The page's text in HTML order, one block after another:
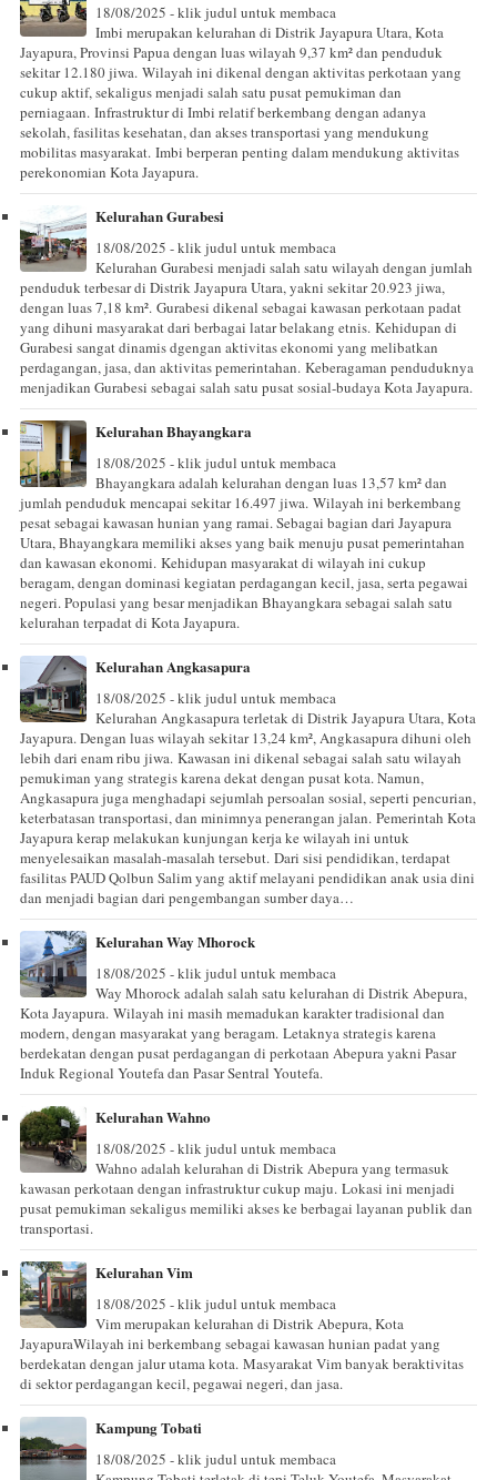
18/08/2025 - klik judul untuk membaca
Imbi merupakan kelurahan di Distrik Jayapura Utara, Kota
Jayapura, Provinsi Papua dengan luas wilayah 9,37 km² dan penduduk
sekitar 12.180 jiwa. Wilayah ini dikenal dengan aktivitas perkotaan yang
cukup aktif, sekaligus menjadi salah satu pusat pemukiman dan
perniagaan. Infrastruktur di Imbi relatif berkembang dengan adanya
sekolah, fasilitas kesehatan, dan akses transportasi yang mendukung
mobilitas masyarakat. Imbi berperan penting dalam mendukung aktivitas
perekonomian Kota Jayapura.
Kelurahan Gurabesi
18/08/2025 - klik judul untuk membaca
Kelurahan Gurabesi menjadi salah satu wilayah dengan jumlah
penduduk terbesar di Distrik Jayapura Utara, yakni sekitar 20.923 jiwa,
dengan luas 7,18 km². Gurabesi dikenal sebagai kawasan perkotaan padat
yang dihuni masyarakat dari berbagai latar belakang etnis. Kehidupan di
Gurabesi sangat dinamis dgengan aktivitas ekonomi yang melibatkan
perdagangan, jasa, dan aktivitas pemerintahan. Keberagaman penduduknya
menjadikan Gurabesi sebagai salah satu pusat sosial-budaya Kota Jayapura.
Kelurahan Bhayangkara
18/08/2025 - klik judul untuk membaca
Bhayangkara adalah kelurahan dengan luas 13,57 km² dan
jumlah penduduk mencapai sekitar 16.497 jiwa. Wilayah ini berkembang
pesat sebagai kawasan hunian yang ramai. Sebagai bagian dari Jayapura
Utara, Bhayangkara memiliki akses yang baik menuju pusat pemerintahan
dan kawasan ekonomi. Kehidupan masyarakat di wilayah ini cukup
beragam, dengan dominasi kegiatan perdagangan kecil, jasa, serta pegawai
negeri. Populasi yang besar menjadikan Bhayangkara sebagai salah satu
kelurahan terpadat di Kota Jayapura.
Kelurahan Angkasapura
18/08/2025 - klik judul untuk membaca
Kelurahan Angkasapura terletak di Distrik Jayapura Utara, Kota
Jayapura. Dengan luas wilayah sekitar 13,24 km², Angkasapura dihuni oleh
lebih dari enam ribu jiwa. Kawasan ini dikenal sebagai salah satu wilayah
pemukiman yang strategis karena dekat dengan pusat kota. Namun,
Angkasapura juga menghadapi sejumlah persoalan sosial, seperti pencurian,
keterbatasan transportasi, dan minimnya penerangan jalan. Pemerintah Kota
Jayapura kerap melakukan kunjungan kerja ke wilayah ini untuk
menyelesaikan masalah-masalah tersebut. Dari sisi pendidikan, terdapat
fasilitas PAUD Qolbun Salim yang aktif melayani pendidikan anak usia dini
dan menjadi bagian dari pengembangan sumber daya…
Kelurahan Way Mhorock
18/08/2025 - klik judul untuk membaca
Way Mhorock adalah salah satu kelurahan di Distrik Abepura,
Kota Jayapura. Wilayah ini masih memadukan karakter tradisional dan
modern, dengan masyarakat yang beragam. Letaknya strategis karena
berdekatan dengan pusat perdagangan di perkotaan Abepura yakni Pasar
Induk Regional Youtefa dan Pasar Sentral Youtefa.
Kelurahan Wahno
18/08/2025 - klik judul untuk membaca
Wahno adalah kelurahan di Distrik Abepura yang termasuk
kawasan perkotaan dengan infrastruktur cukup maju. Lokasi ini menjadi
pusat pemukiman sekaligus memiliki akses ke berbagai layanan publik dan
transportasi.
Kelurahan Vim
18/08/2025 - klik judul untuk membaca
Vim merupakan kelurahan di Distrik Abepura, Kota
JayapuraWilayah ini berkembang sebagai kawasan hunian padat yang
berdekatan dengan jalur utama kota. Masyarakat Vim banyak beraktivitas
di sektor perdagangan kecil, pegawai negeri, dan jasa.
Kampung Tobati
18/08/2025 - klik judul untuk membaca